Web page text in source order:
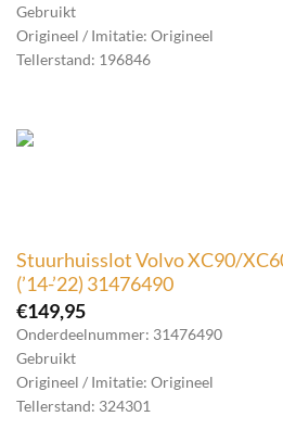
Gebruikt
Origineel / Imitatie: Origineel
Tellerstand: 196846
Stuurhuisslot Volvo XC90/
(’14-’22) 31476490
€149,95
Onderdeelnummer: 31476490
Gebruikt
Origineel / Imitatie: Origineel
Tellerstand: 324301